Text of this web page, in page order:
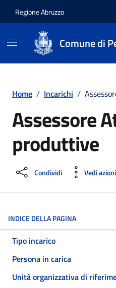
Regione Abruzzo
Comune di
Home / Incarichi /
Assessore
produttive
Condividi Vedi azioni
INDICE DELLA PAGINA
Tipo incarico
Persona in carica
Unità organizzativa di